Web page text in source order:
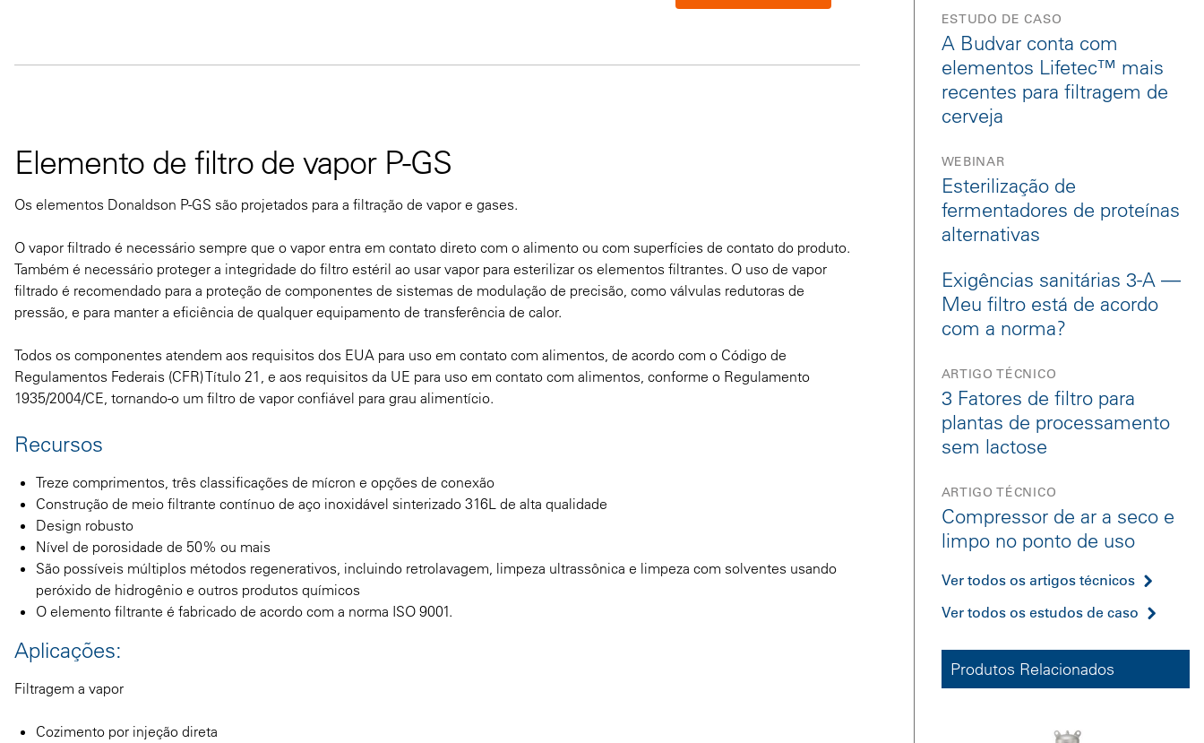
Elemento de filtro de vapor P-GS
Os elementos Donaldson P-GS são projetados para a filtração de vapor e gases.
O vapor filtrado é necessário sempre que o vapor entra em contato direto com o alimento ou com superfícies de contato do produto.
Também é necessário proteger a integridade do filtro estéril ao usar vapor para esterilizar os elementos filtrantes. O uso de vapor
filtrado é recomendado para a proteção de componentes de sistemas de modulação de precisão, como válvulas redutoras de
pressão, e para manter a eficiência de qualquer equipamento de transferência de calor.
Todos os componentes atendem aos requisitos dos EUA para uso em contato com alimentos, de acordo com o Código de
Regulamentos Federais (CFR) Título 21, e aos requisitos da UE para uso em contato com alimentos, conforme o Regulamento
1935/2004/CE, tornando-o um filtro de vapor confiável para grau alimentício.
Recursos
Treze comprimentos, três classificações de mícron e opções de conexão
Construção de meio filtrante contínuo de aço inoxidável sinterizado 316L de alta qualidade
Design robusto
Nível de porosidade de 50% ou mais
São possíveis múltiplos métodos regenerativos, incluindo retrolavagem, limpeza ultrassônica e limpeza com solventes usando
peróxido de hidrogênio e outros produtos químicos
O elemento filtrante é fabricado de acordo com a norma ISO 9001.
Aplicações:
Filtragem a vapor
Cozimento por injeção direta
ESTUDO DE CASO
A Budvar conta com
elementos Lifetec™ mais
recentes para filtragem de
cerveja
WEBINAR
Esterilização de
fermentadores de proteínas
alternativas
Exigências sanitárias 3-A —
Meu filtro está de acordo
com a norma?
ARTIGO TÉCNICO
3 Fatores de filtro para
plantas de processamento
sem lactose
ARTIGO TÉCNICO
Compressor de ar a seco e
limpo no ponto de uso
Ver todos os artigos técnicos
Ver todos os estudos de caso
Produtos Relacionados